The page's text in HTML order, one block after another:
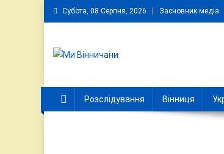
Skip
to
Субота, 08 Серпня, 2026 Засновник медіа
Розслідування Вінниця